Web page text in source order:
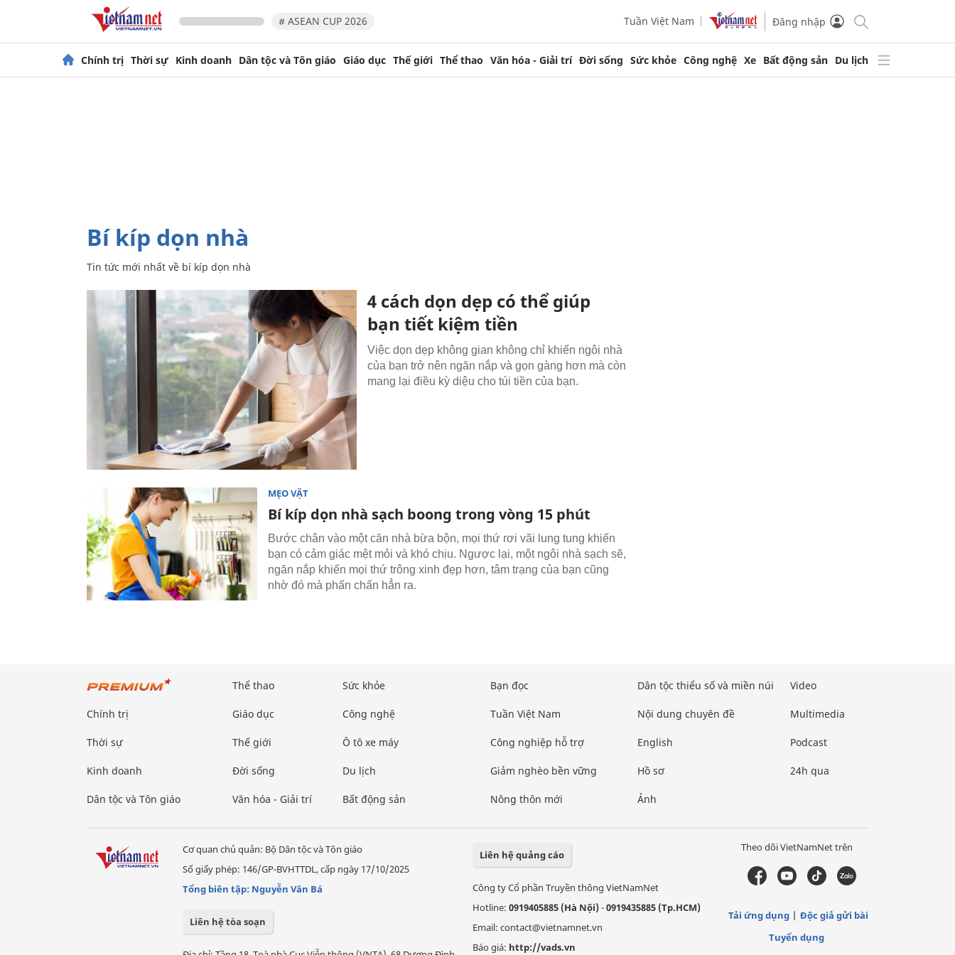
# ASEAN CUP 2026 Tuần Việt Nam Đăng nhập
Chính trị Thời sự Kinh doanh Dân tộc và Tôn giáo Giáo dục Thế giới Thể thao Văn hóa - Giải trí Đời sống Sức khỏe Công nghệ Xe Bất động sản Du lịch
bí kíp dọn nhà
Tin tức mới nhất về bí kíp dọn nhà
4 cách dọn dẹp có thể giúp
bạn tiết kiệm tiền
Việc dọn dẹp không gian không chỉ khiến ngôi nhà
của bạn trở nên ngăn nắp và gọn gàng hơn mà còn
mang lại điều kỳ diệu cho túi tiền của bạn.
MẸO VẶT
Bí kíp dọn nhà sạch boong trong vòng 15 phút
Bước chân vào một căn nhà bừa bộn, mọi thứ rơi vãi lung tung khiến
bạn có cảm giác mệt mỏi và khó chịu. Ngược lại, một ngôi nhà sạch sẽ,
ngăn nắp khiến mọi thứ trông xinh đẹp hơn, tâm trạng của bạn cũng
nhờ đó mà phấn chấn hẳn ra.
Chính trị
Thời sự
Kinh doanh
Dân tộc và Tôn giáo
Thể thao
Giáo dục
Thế giới
Đời sống
Văn hóa - Giải trí
Sức khỏe
Công nghệ
Ô tô xe máy
Du lịch
Bất động sản
Bạn đọc
Tuần Việt Nam
Công nghiệp hỗ trợ
Giảm nghèo bền vững
Nông thôn mới
Dân tộc thiểu số và miền núi
Nội dung chuyên đề
English
Hồ sơ
Ảnh
Video
Multimedia
Podcast
24h qua
Cơ quan chủ quản: Bộ Dân tộc và Tôn giáo
Số giấy phép: 146/GP-BVHTTDL, cấp ngày 17/10/2025
Tổng biên tập: Nguyễn Văn Bá
Liên hệ tòa soạn
Liên hệ quảng cáo
Công ty Cổ phần Truyền thông VietNamNet
Hotline: 0919405885 (Hà Nội)-0919435885 (Tp.HCM)
Email: contact@vietnamnet.vn
Báo giá: http://vads.vn
Theo dõi VietNamNet trên
Tải ứng dụng
Độc giả gửi bài
Tuyển dụng